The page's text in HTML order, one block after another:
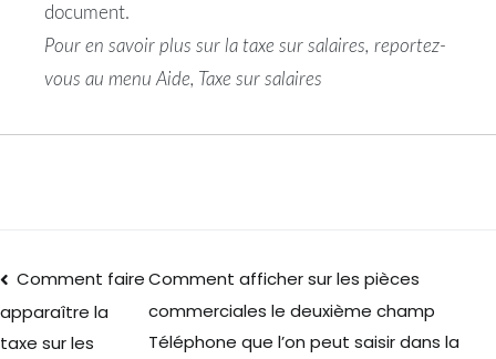
document.
Pour en savoir plus sur la taxe sur salaires, reportez-
vous au menu Aide, Taxe sur salaires
Comment faire
apparaître la
taxe sur les
Comment afficher sur les pièces
commerciales le deuxième champ
Téléphone que l’on peut saisir dans la